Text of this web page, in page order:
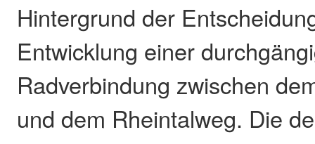
Hintergrund der
Entwicklung einer
Radverbindung zwischen
und dem Rheintalweg. Die